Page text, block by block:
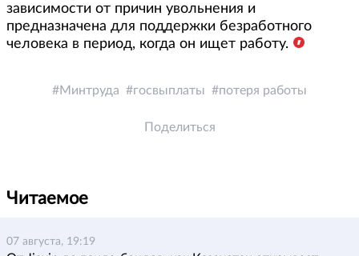
зависимости от причин увольнения и
предназначена для поддержки безработного
человека в период, когда он ищет работу.
Минтруда госвыплаты потеря работы
Поделиться
Читаемое
07 августа, 19:19